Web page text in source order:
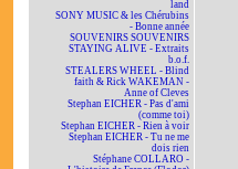
land
SONY MUSIC & les Chérubins
- Bonne année
SOUVENIRS SOUVENIRS
STAYING ALIVE - Extraits
b.o.f.
STEALERS WHEEL - Blind
faith & Rick WAKEMAN -
Anne of Cleves
Stephan EICHER - Pas d'ami
(comme toi)
Stephan EICHER - Rien à voir
Stephan EICHER - Tu ne me
dois rien
Stéphane COLLARO -